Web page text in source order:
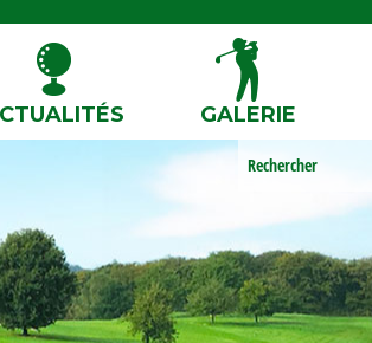
GALERIE